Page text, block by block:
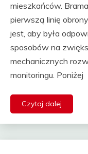
mieszkańców.
pierwszą linię
jest, aby była
sposobów na
mechanicznych
monitoringu. Poniżej
Czytaj dalej